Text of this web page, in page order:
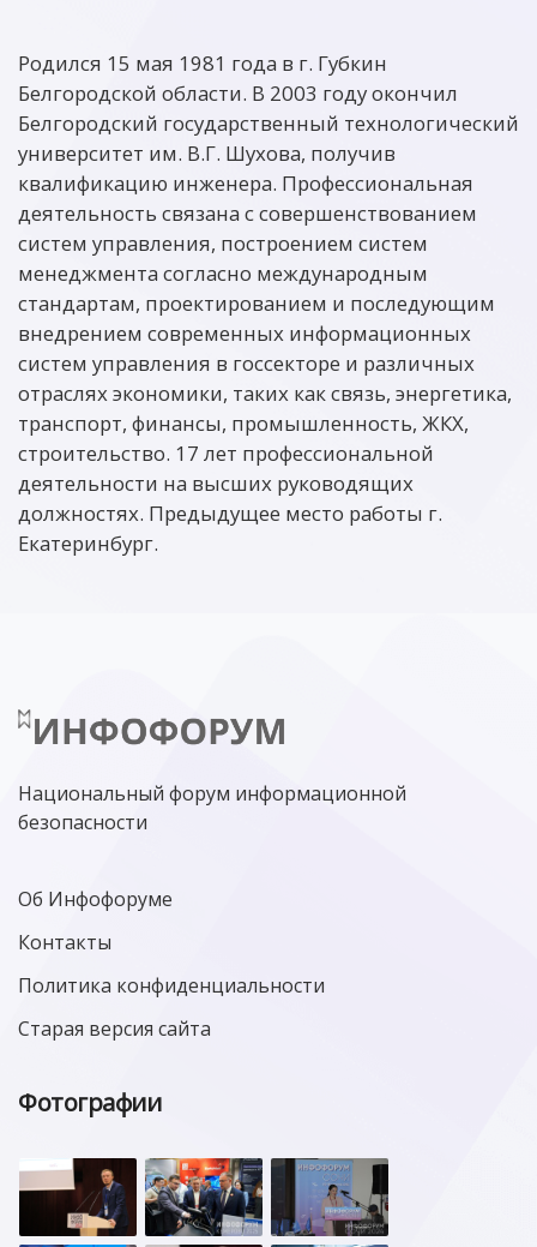
Родился 15 мая 1981 года в г. Губкин
Белгородской области. В 2003 году окончил
Белгородский государственный технологический
университет им. В.Г. Шухова, получив
квалификацию инженера. Профессиональная
деятельность связана с совершенствованием
систем управления, построением систем
менеджмента согласно международным
стандартам, проектированием и последующим
внедрением современных информационных
систем управления в госсекторе и различных
отраслях экономики, таких как связь, энергетика,
транспорт, финансы, промышленность, ЖКХ,
строительство. 17 лет профессиональной
деятельности на высших руководящих
должностях. Предыдущее место работы г.
Екатеринбург.
Национальный форум информационной
безопасности
Об Инфофоруме
Контакты
Политика конфиденциальности
Старая версия сайта
Фотографии